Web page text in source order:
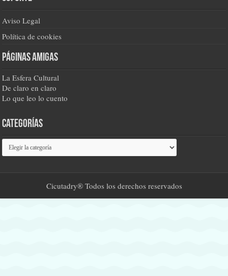
Aviso Legal
Política de cookies
Páginas amigas
La Esfera Cultural
De claro en claro
Lo que leo lo cuento
Categorías
Categorías
Cicutadry® Todos los derechos reservados